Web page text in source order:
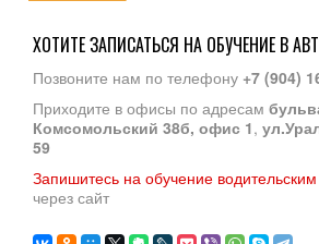
ХОТИТЕ ЗАПИСАТЬСЯ НА ОБУЧЕНИЕ В
Позвоните нам по телефону +7 (904)
Приходите в офисы по адресам
Комсомольский 38б, офис 1,
59
Запишитесь на обучение
через сайт